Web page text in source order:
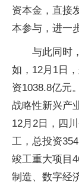
资本金，直接
本参与，进一
与此同时
如，12月1日
资1038.8亿元
战略性新兴产
12月2日，四
工，总投资
竣工重大项目
制造、数字经